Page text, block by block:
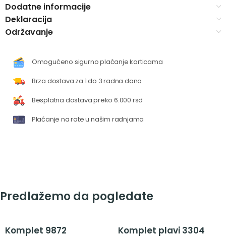
Dodatne informacije
Deklaracija
Održavanje
Omogućeno sigurno plaćanje karticama
Brza dostava za 1 do 3 radna dana
Besplatna dostava preko 6.000 rsd
Plaćanje na rate u našim radnjama
Predlažemo da pogledate
Komplet 9872 Komplet plavi 3304